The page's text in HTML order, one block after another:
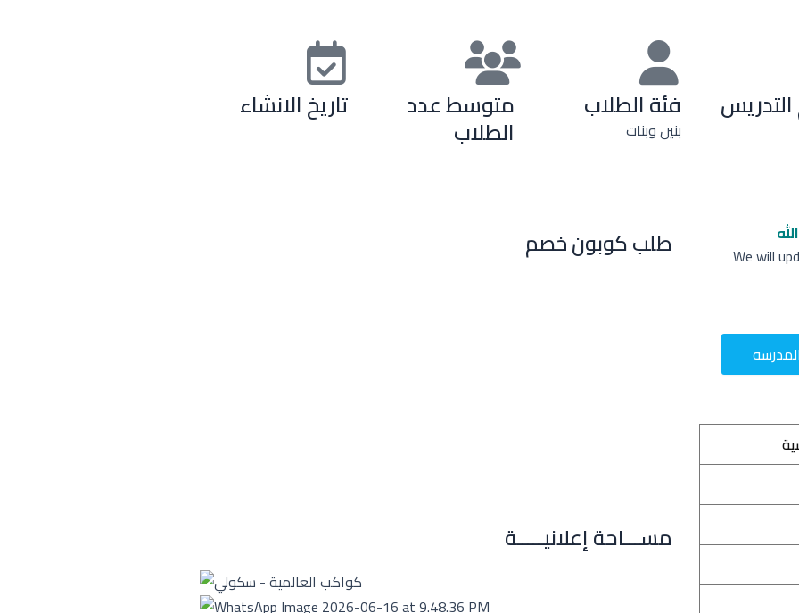
فئة الطلاب
بنين وبنات
متوسط عدد
الطلاب
تاريخ الانشاء
We will
طلب كوبون خصم
مســـاحة إعلانيـــــة